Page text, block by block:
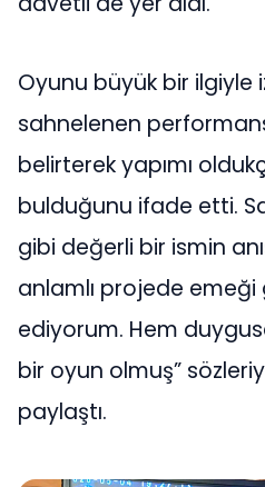
Oyunu büyük bir ilgiyle
sahnelenen
belirterek yapımı
bulduğunu ifade etti.
gibi değerli bir ismin
anlamlı projede
ediyorum. Hem
bir oyun olmuş”
paylaştı.